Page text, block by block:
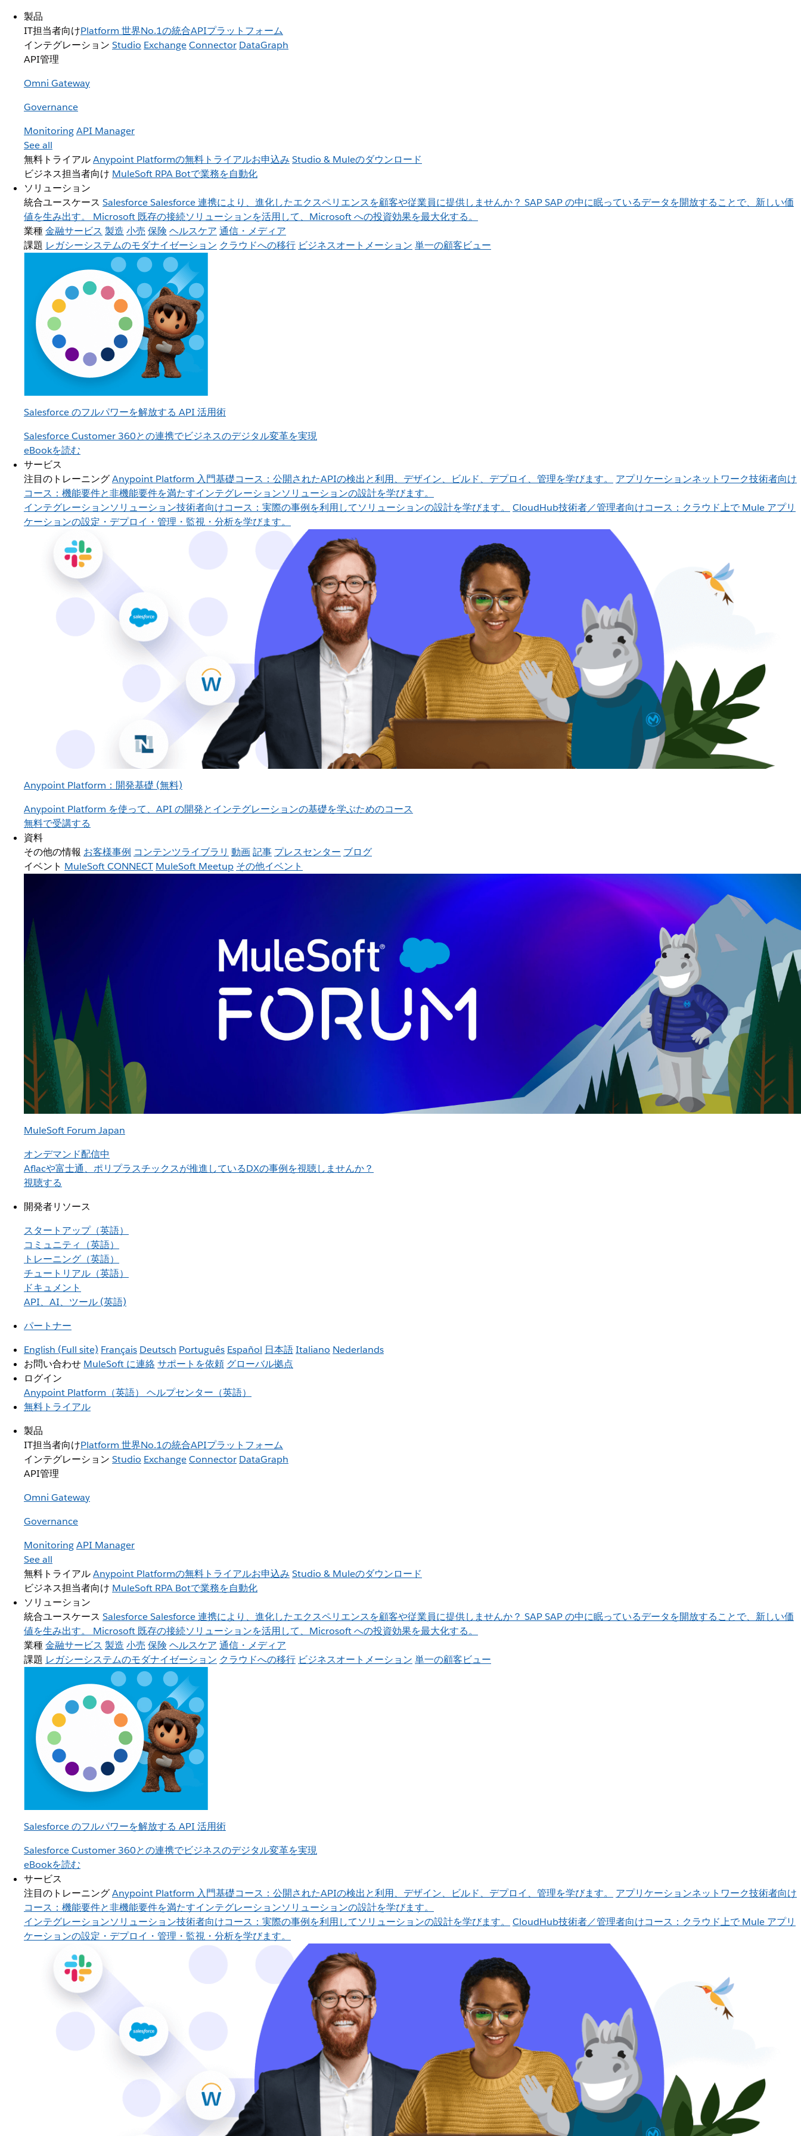
製品
IT担当者向けPlatform 世界No.1の統合APIプラットフォーム
インテグレーション Studio ExchangeConnector DataGraph
API管理
Omni Gateway
Governance
MonitoringAPI Manager
See all
無料トライアルAnypoint Platformの無料トライアルお申込み Studio & Muleのダウンロード
ビジネス担当者向け MuleSoft RPA Botで業務を自動化
ソリューション
統合ユースケース SalesforceSalesforce 連携により、進化したエクスペリエンスを顧客や従業員に提供しませんか？ SAPSAP の中に眠っているデータを開放することで、新しい価
値を生み出す。
Microsoft 既存の接続ソリューションを活用して、Microsoft への投資効果を最大化する。
業種金融サービス 製造 小売 保険 ヘルスケア 通信・メディア
課題 レガシーシステムのモダナイゼーション クラウドへの移行 ビジネスオートメーション 単一の顧客ビュー
Salesforce のフルパワーを解放する API 活用術
Salesforce Customer 360との連携でビジネスのデジタル変革を実現
eBookを読む
サービス
注目のトレーニングAnypoint Platform 入門基礎コース：公開されたAPIの検出と利用、デザイン、ビルド、デプロイ、管理を学びます。 アプリケーションネットワーク技術者向け
コース：機能要件と非機能要件を満たすインテグレーションソリューションの設計を学びます。
インテグレーションソリューション技術者向けコース：実際の事例を利用してソリューションの設計を学びます。 CloudHub技術者／管理者向けコース：クラウド上で Mule アプリ
ケーションの設定・デプロイ・管理・監視・分析を学びます。
Anypoint Platform：開発基礎 (無料)
Anypoint Platform を使って、API の開発とインテグレーションの基礎を学ぶためのコース
無料で受講する
資料
その他の情報 お客様事例 コンテンツライブラリ 動画記事 プレスセンター ブログ
イベント MuleSoft CONNECT MuleSoft Meetup その他イベント
MuleSoft Forum Japan
オンデマンド配信中
Aflacや富士通、ポリプラスチックスが推進しているDXの事例を視聴しませんか？
視聴する
開発者リソース
スタートアップ（英語）
コミュニティ（英語）
トレーニング（英語）
チュートリアル（英語）
ドキュメント
API、AI、ツール (英語)
パートナー
English (Full site) Français Deutsch Português Español 日本語Italiano Nederlands
お問い合わせ MuleSoft に連絡サポートを依頼 グローバル拠点
ログイン
Anypoint Platform（英語） ヘルプセンター（英語）
無料トライアル
製品
IT担当者向けPlatform 世界No.1の統合APIプラットフォーム
インテグレーション Studio ExchangeConnector DataGraph
API管理
Omni Gateway
Governance
MonitoringAPI Manager
See all
無料トライアルAnypoint Platformの無料トライアルお申込み Studio & Muleのダウンロード
ビジネス担当者向け MuleSoft RPA Botで業務を自動化
ソリューション
統合ユースケース SalesforceSalesforce 連携により、進化したエクスペリエンスを顧客や従業員に提供しませんか？ SAPSAP の中に眠っているデータを開放することで、新しい価
値を生み出す。
Microsoft 既存の接続ソリューションを活用して、Microsoft への投資効果を最大化する。
業種金融サービス 製造 小売 保険 ヘルスケア 通信・メディア
課題 レガシーシステムのモダナイゼーション クラウドへの移行 ビジネスオートメーション 単一の顧客ビュー
Salesforce のフルパワーを解放する API 活用術
Salesforce Customer 360との連携でビジネスのデジタル変革を実現
eBookを読む
サービス
注目のトレーニングAnypoint Platform 入門基礎コース：公開されたAPIの検出と利用、デザイン、ビルド、デプロイ、管理を学びます。 アプリケーションネットワーク技術者向け
コース：機能要件と非機能要件を満たすインテグレーションソリューションの設計を学びます。
インテグレーションソリューション技術者向けコース：実際の事例を利用してソリューションの設計を学びます。 CloudHub技術者／管理者向けコース：クラウド上で Mule アプリ
ケーションの設定・デプロイ・管理・監視・分析を学びます。